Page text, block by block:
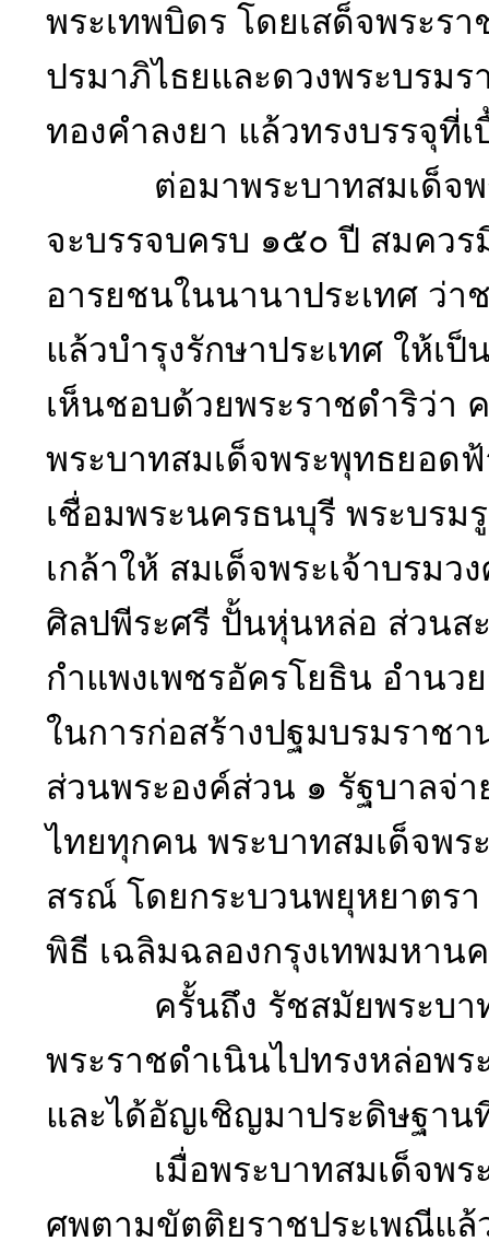
พระเทพบิดร โดยเสด็จพระร
ปรมาภิไธยและดวงพระบรม
ทองคำลงยา แล้วทรงบรรจุที่
ต่อมาพระบาทสมเด็จพระ
จะบรรจบครบ ๑๕๐ ปี สมคว
อารยชนในนานาประเทศ ว่
แล้วบำรุงรักษาประเทศ ให้เ
เห็นชอบด้วยพระราชดำริว่า
พระบาทสมเด็จพระพุทธยอด
เชื่อมพระนครธนบุรี พระบร
เกล้าให้ สมเด็จพระเจ้าบรม
ศิลปพีระศรี ปั้นหุ่นหล่อ ส่วนส
กำแพงเพชรอัครโยธิน อำนว
ในการก่อสร้างปฐมบรมราช
ส่วนพระองค์ส่วน ๑ รัฐบาลจ่
ไทยทุกคน พระบาทสมเด็จพร
สรณ์ โดยกระบวนพยุหยาตร
พิธี เฉลิมฉลองกรุงเทพมหาน
ครั้นถึง รัชสมัยพระบาทส
พระราชดำเนินไปทรงหล่อพ
และได้อัญเชิญมาประดิษฐาน
เมื่อพระบาทสมเด็จพระป
ศพตามขัตติยราชประเพณีแล้